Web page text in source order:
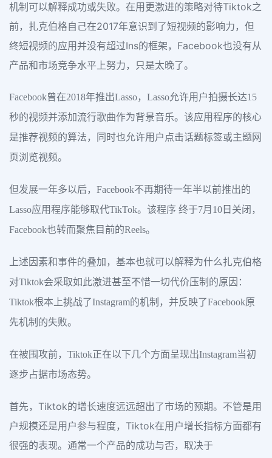
机制可以解释成功或失败。在用更激进的策略对待Tiktok之
前，扎克伯格自己在2017年意识到了短视频的影响力，但
终短视频的应用并没有超过Ins的框架，Facebook也没有从
产品和市场竞争水平上努力，只是太晚了。
Facebook曾在2018年推出Lasso，Lasso允许用户拍摄长达15
秒的视频并添加流行歌曲作为背景音乐。该应用程序的核心
是推荐视频的算法，同时也允许用户点击话题标签或主题网
页浏览视频。
但发展一年多以后，Facebook不再期待一年半以前推出的
Lasso应用程序能够取代TikTok。该程序 终于7月10日关闭，
Facebook也转而聚焦目前的Reels。
上述因素和事件的叠加，基本也就可以解释为什么扎克伯格
对Tiktok会采取如此激进甚至不惜一切代价压制的原因：
Tiktok根本上挑战了Instagram的机制，并反映了Facebook原
先机制的失败。
在被围攻前，Tiktok正在以下几个方面呈现出Instagram当初
逐步占据市场态势。
首先，Tiktok的增长速度远远超出了市场的预期。不管是用
户规模还是用户参与程度，Tiktok在用户增长指标方面都有
很强的表现。通常一个产品的成功与否，取决于